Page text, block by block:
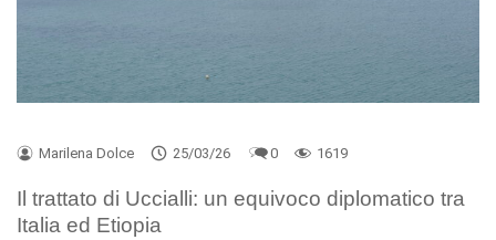
Marilena Dolce 25/03/26 0 1619
Il trattato di Uccialli: un equivoco diplomatico tra
Italia ed Etiopia